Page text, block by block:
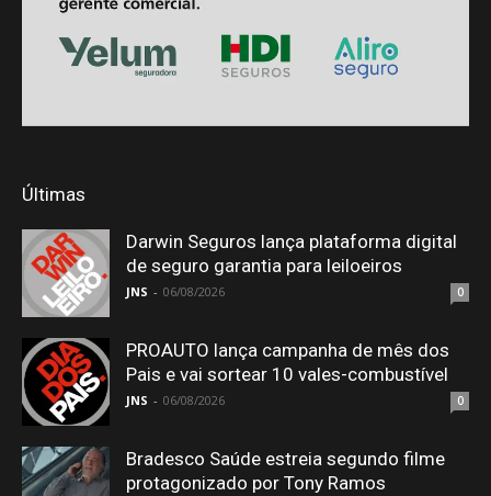
Últimas
Darwin Seguros lança plataforma digital
de seguro garantia para leiloeiros
JNS - 06/08/2026 0
PROAUTO lança campanha de mês dos
Pais e vai sortear 10 vales-combustível
JNS - 06/08/2026 0
Bradesco Saúde estreia segundo filme
protagonizado por Tony Ramos